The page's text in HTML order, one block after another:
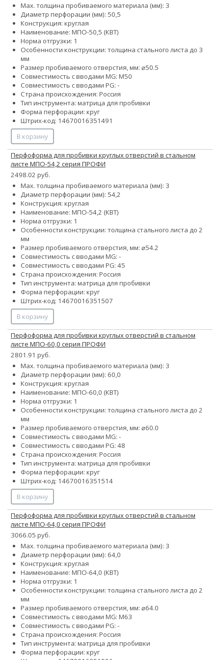
Max. толщина пробиваемого материала (мм): 3
Диаметр перфорации (мм): 50,5
Конструкция: круглая
Наименование: МПО-50,5 (КВТ)
Норма отгрузки: 1
Особенности конструкции: толщина стального листа до 3
мм
Размер пробиваемого отверстия, мм: ⌀50.5
Совместимость с вводами MG: М50
Совместимость с вводами PG: -
Страна происхождения: Россия
Тип инструмента: матрица для пробивки
Форма перфорации: круг
Штрих-код: 14670016351491
В корзину
Перфоформа для пробивки круглых отверстий в стальном
листе МПО-54,2 серия ПРОФИ
2498.02 руб.
Max. толщина пробиваемого материала (мм): 3
Диаметр перфорации (мм): 54,2
Конструкция: круглая
Наименование: МПО-54,2 (КВТ)
Норма отгрузки: 1
Особенности конструкции: толщина стального листа до 2
мм
Размер пробиваемого отверстия, мм: ⌀54.2
Совместимость с вводами MG: -
Совместимость с вводами PG: 45
Страна происхождения: Россия
Тип инструмента: матрица для пробивки
Форма перфорации: круг
Штрих-код: 14670016351507
В корзину
Перфоформа для пробивки круглых отверстий в стальном
листе МПО-60,0 серия ПРОФИ
2801.91 руб.
Max. толщина пробиваемого материала (мм): 3
Диаметр перфорации (мм): 60,0
Конструкция: круглая
Наименование: МПО-60,0 (КВТ)
Норма отгрузки: 1
Особенности конструкции: толщина стального листа до 2
мм
Размер пробиваемого отверстия, мм: ⌀60.0
Совместимость с вводами MG: -
Совместимость с вводами PG: 48
Страна происхождения: Россия
Тип инструмента: матрица для пробивки
Форма перфорации: круг
Штрих-код: 14670016351514
В корзину
Перфоформа для пробивки круглых отверстий в стальном
листе МПО-64,0 серия ПРОФИ
3066.05 руб.
Max. толщина пробиваемого материала (мм): 3
Диаметр перфорации (мм): 64,0
Конструкция: круглая
Наименование: МПО-64,0 (КВТ)
Норма отгрузки: 1
Особенности конструкции: толщина стального листа до 2
мм
Размер пробиваемого отверстия, мм: ⌀64.0
Совместимость с вводами MG: М63
Совместимость с вводами PG: -
Страна происхождения: Россия
Тип инструмента: матрица для пробивки
Форма перфорации: круг